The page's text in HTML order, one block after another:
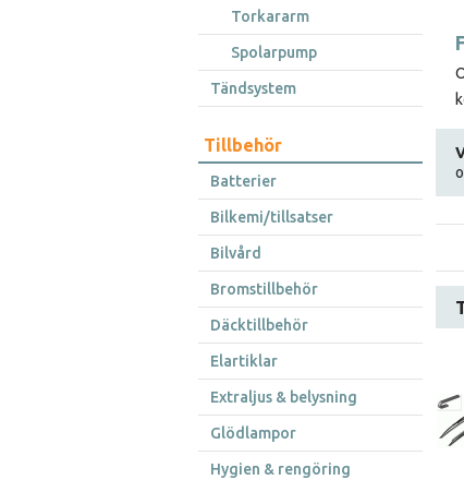
Torkararm
Spolarpump
Tändsystem
Tillbehör
Batterier
Bilkemi/tillsatser
Bilvård
Bromstillbehör
Däcktillbehör
Elartiklar
Extraljus & belysning
Glödlampor
Hygien & rengöring